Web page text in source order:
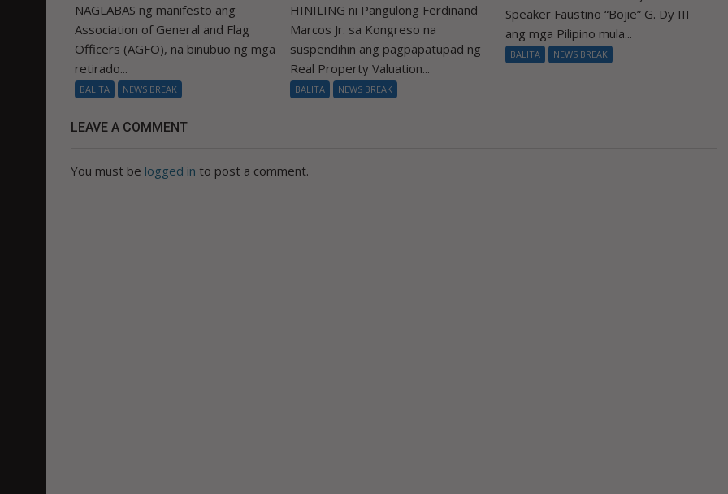
NAGLABAS ng manifesto ang
Association of General and Flag
Officers (AGFO), na binubuo ng mga
retirado...
BALITA NEWS BREAK
HINILING ni Pangulong Ferdinand
Marcos Jr. sa Kongreso na
suspendihin ang pagpapatupad ng
Real Property Valuation...
BALITA NEWS BREAK
Speaker Faustino “Bojie” G. Dy III
ang mga Pilipino mula...
BALITA NEWS BREAK
LEAVE A COMMENT
You must be logged in to post a comment.